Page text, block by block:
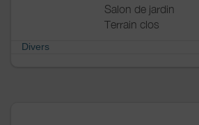
Salon de jardin
Terrain clos
Divers